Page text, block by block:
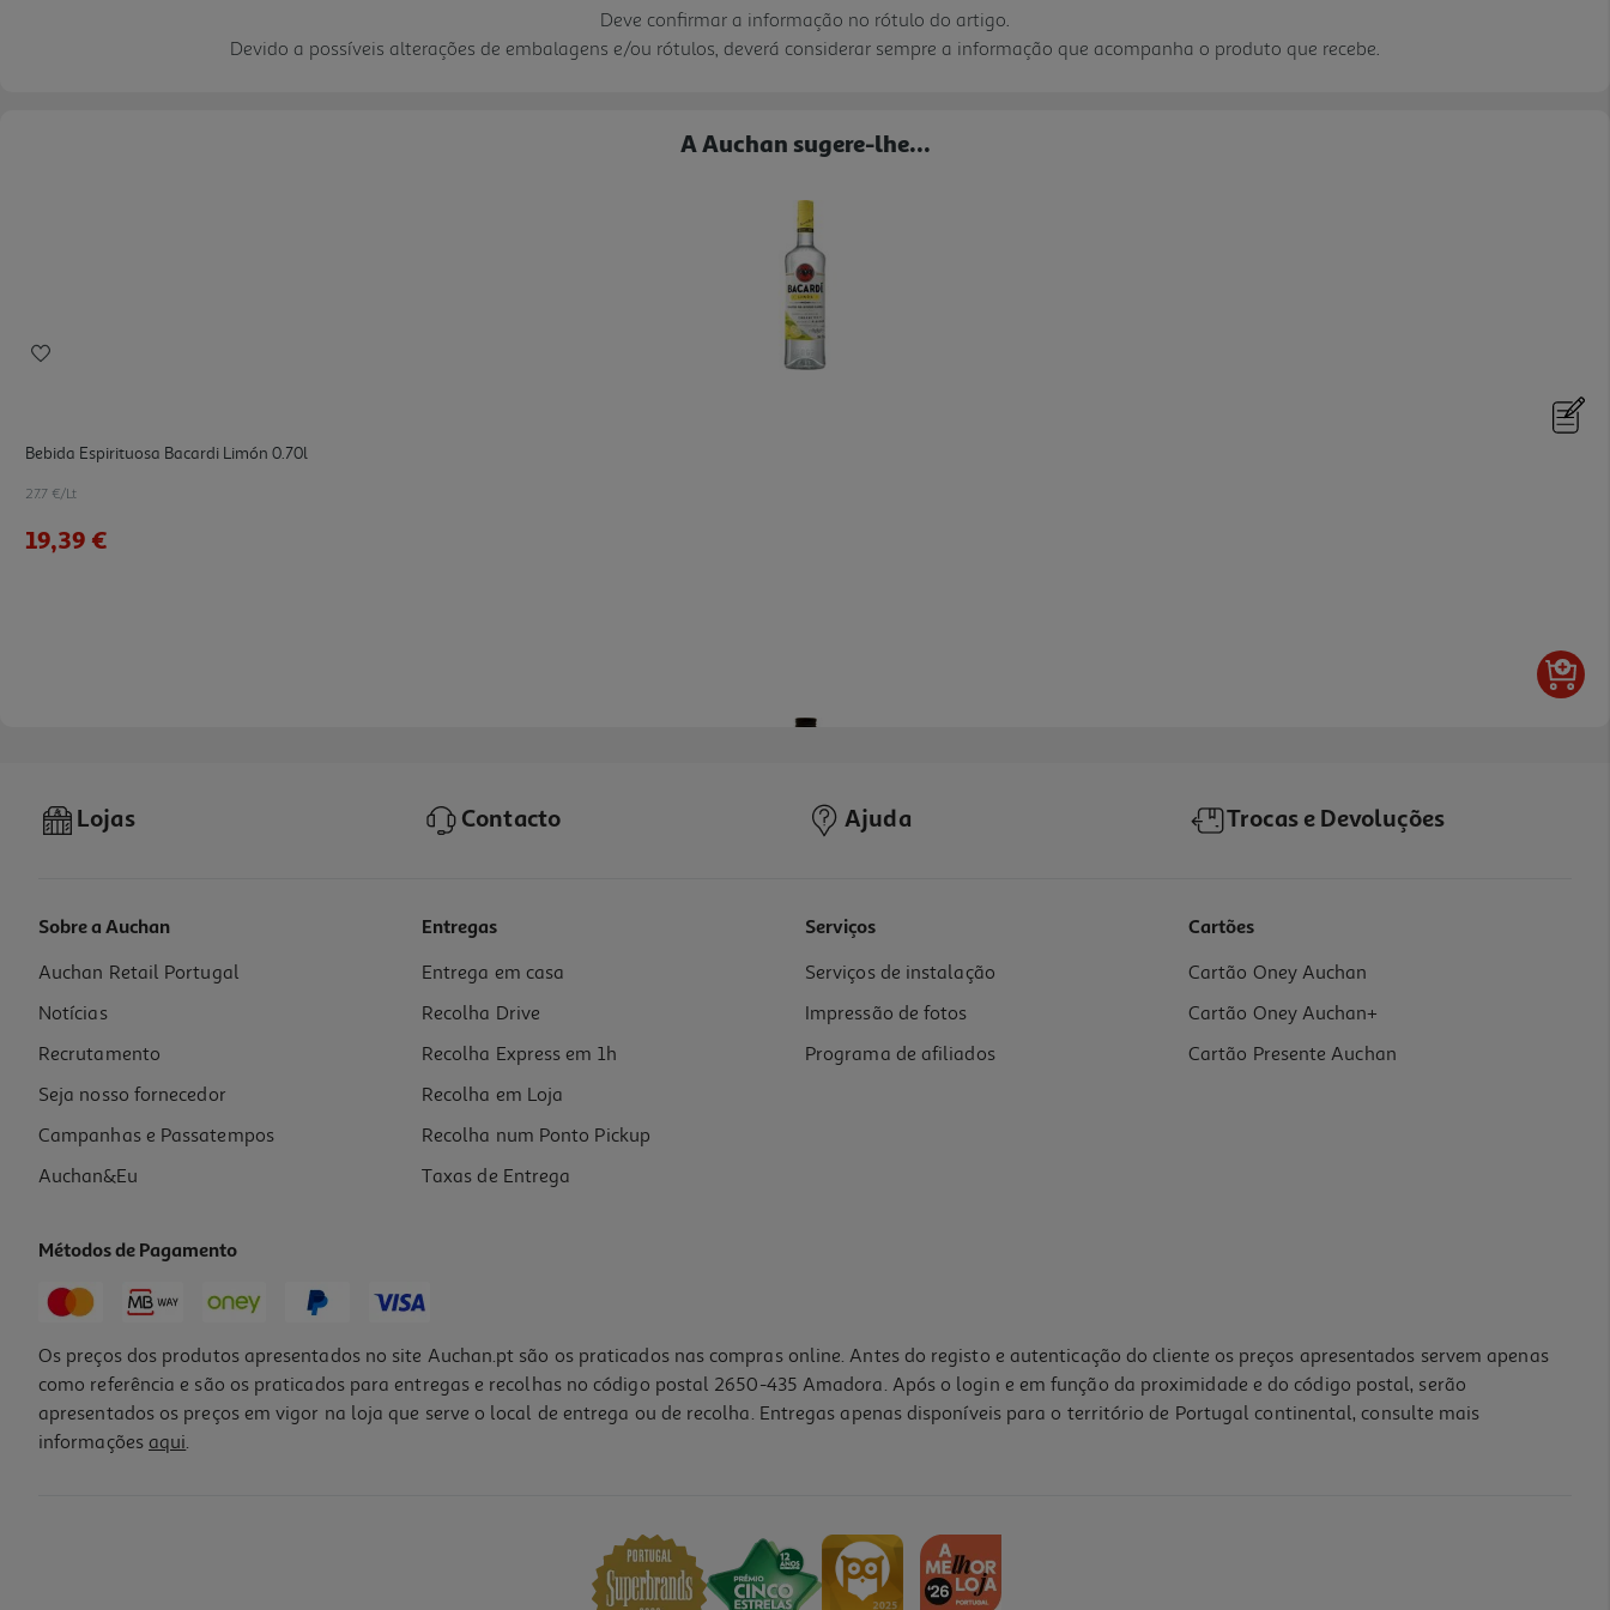
Deve confirmar a informação no rótulo do artigo.
Devido a possíveis alterações de embalagens e/ou rótulos, deverá considerar sempre a informação que acompanha o produto que recebe.
A Auchan sugere-lhe...
Bebida Espirituosa Bacardi Limón 0.70l
27.7 €/Lt
19,39 €
Rum Maxibar 0.70l
12.27 €/Lt
8,59 €
Lojas Contacto Ajuda Trocas e Devoluções
Sobre a Auchan
Auchan Retail Portugal
Notícias
Recrutamento
Seja nosso fornecedor
Campanhas e Passatempos
Auchan&Eu
Entregas
Entrega em casa
Recolha Drive
Recolha Express em 1h
Recolha em Loja
Recolha num Ponto Pickup
Taxas de Entrega
Serviços
Serviços de instalação
Impressão de fotos
Programa de afiliados
Cartões
Cartão Oney Auchan
Cartão Oney Auchan+
Cartão Presente Auchan
Métodos de Pagamento
Os preços dos produtos apresentados no site Auchan.pt são os praticados nas compras online. Antes do registo e autenticação do cliente os preços apresentados servem apenas
como referência e são os praticados para entregas e recolhas no código postal 2650-435 Amadora. Após o login e em função da proximidade e do código postal, serão
apresentados os preços em vigor na loja que serve o local de entrega ou de recolha. Entregas apenas disponíveis para o território de Portugal continental, consulte mais
informações aqui.